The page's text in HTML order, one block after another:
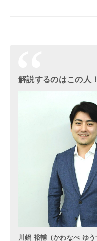
解説するのはこの人！
川鍋 裕輔（かわなべ ゆう